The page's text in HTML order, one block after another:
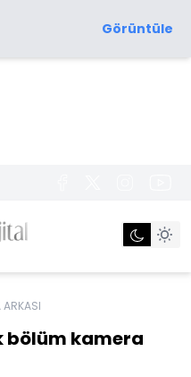
Görüntüle
ARKASI
bölüm kamera